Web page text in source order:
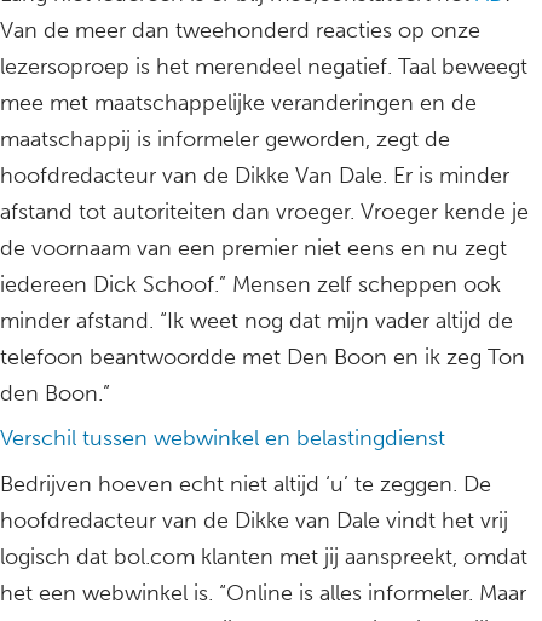
Van de meer dan tweehonderd reacties op onze
lezersoproep is het merendeel negatief. Taal beweegt
mee met maatschappelijke veranderingen en de
maatschappij is informeler geworden, zegt de
hoofdredacteur van de Dikke Van Dale. Er is minder
afstand tot autoriteiten dan vroeger. Vroeger kende je
de voornaam van een premier niet eens en nu zegt
iedereen Dick Schoof.” Mensen zelf scheppen ook
minder afstand. “Ik weet nog dat mijn vader altijd de
telefoon beantwoordde met Den Boon en ik zeg Ton
den Boon.”
Verschil tussen webwinkel en belastingdienst
Bedrijven hoeven echt niet altijd ‘u’ te zeggen. De
hoofdredacteur van de Dikke van Dale vindt het vrij
logisch dat bol.com klanten met jij aanspreekt, omdat
het een webwinkel is. “Online is alles informeler. Maar